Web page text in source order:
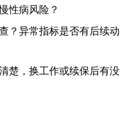
性病风险？
？异常指标是否有后续动
楚，换工作或续保后有没